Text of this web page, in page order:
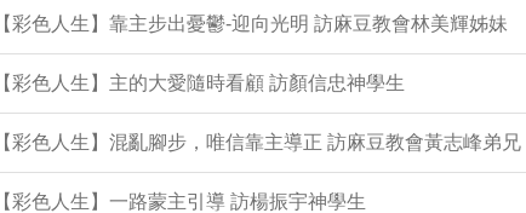
彩色人生】靠主步出憂鬱-迎向光明 訪麻豆教會林美輝姊妹
彩色人生】主的大愛隨時看顧 訪顏信忠神學生
彩色人生】混亂腳步，唯信靠主導正 訪麻豆教會黃志峰弟兄
彩色人生】一路蒙主引導 訪楊振宇神學生